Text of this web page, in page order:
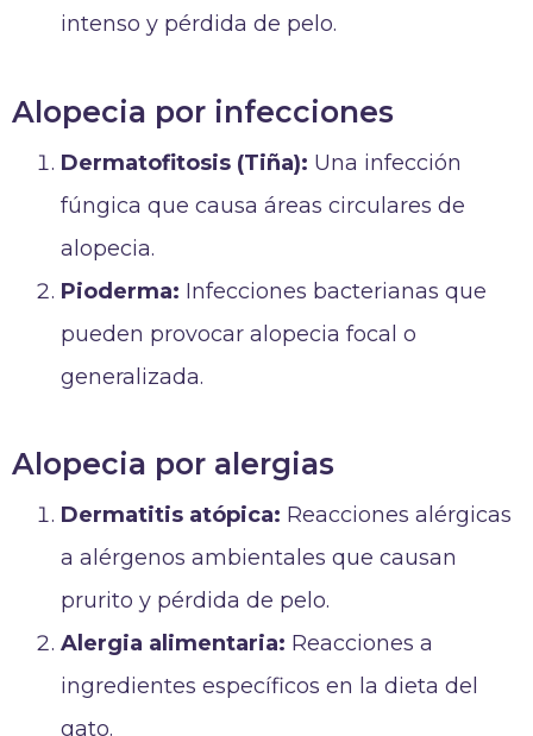
intenso y pérdida de pelo.
Alopecia por infecciones
Dermatofitosis (Tiña): Una infección
fúngica que causa áreas circulares de
alopecia.
Pioderma: Infecciones bacterianas que
pueden provocar alopecia focal o
generalizada.
Alopecia por alergias
Dermatitis atópica: Reacciones alérgicas
a alérgenos ambientales que causan
prurito y pérdida de pelo.
Alergia alimentaria: Reacciones a
ingredientes específicos en la dieta del
gato.